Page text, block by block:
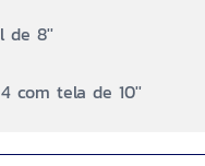
de 8''
com tela de 10''